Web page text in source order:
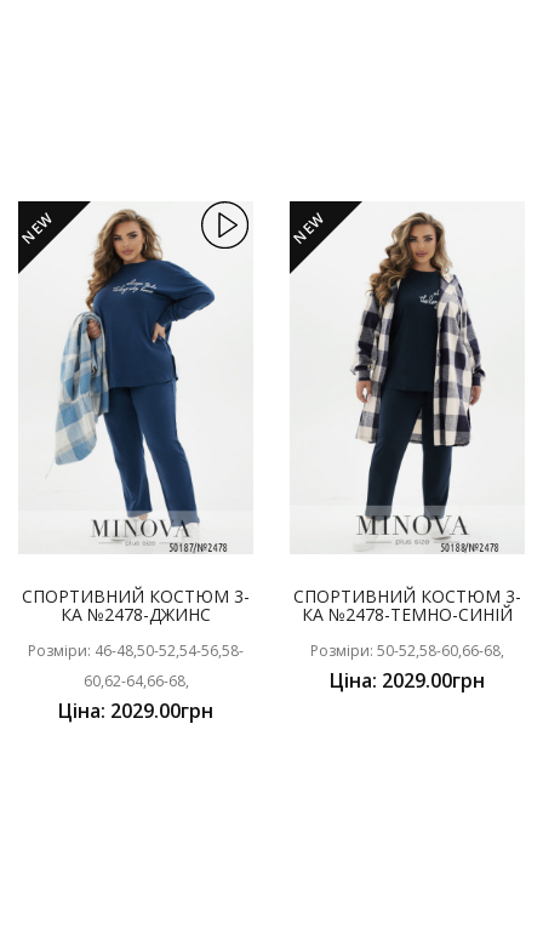
NEW
СПОРТИВНИЙ КОСТЮМ 3-
КА №2478-ДЖИНС
Розміри: 46-48,50-52,54-56,58-
60,62-64,66-68,
Ціна: 2029.00грн
NEW
СПОРТИВНИЙ КОСТЮМ 3-
КА №2478-ТЕМНО-СИНІЙ
Розміри: 50-52,58-60,66-68,
Ціна: 2029.00грн